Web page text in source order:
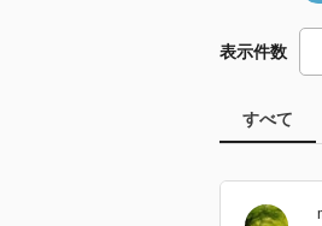
表示件数
すべて